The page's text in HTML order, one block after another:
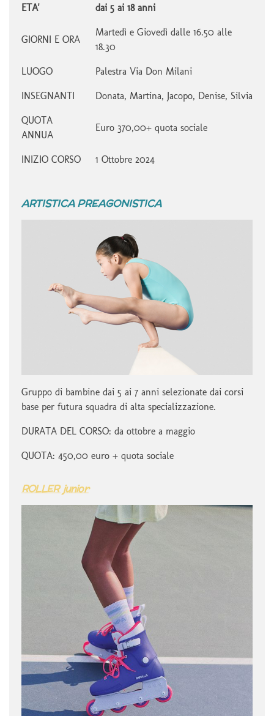
ETA' dai 5 ai 18 anni
GIORNI E ORA
Martedì e Giovedì dalle 16.50 alle
18.30
LUOGO Palestra Via Don Milani
INSEGNANTI Donata, Martina, Jacopo, Denise, Silvia
QUOTA
ANNUA
Euro 370,00+ quota sociale
INIZIO CORSO 1 Ottobre 2024
ARTISTICA PREAGONISTICA
Gruppo di bambine dai 5 ai 7 anni selezionate dai corsi
base per futura squadra di alta specializzazione.
DURATA DEL CORSO: da ottobre a maggio
QUOTA: 450,00 euro + quota sociale
ROLLER junior